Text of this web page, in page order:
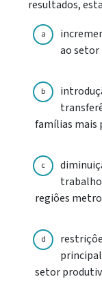
resultados,
a
ao setor
b
famílias mais
c
regiôes
d
setor